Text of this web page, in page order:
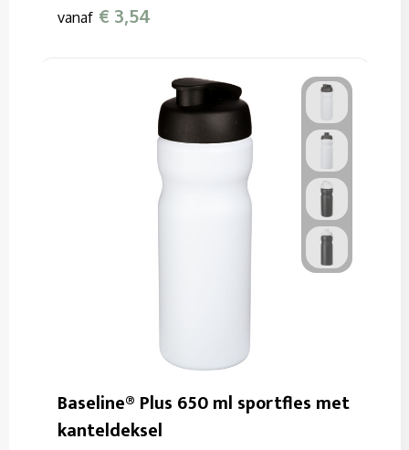
vanaf € 3,54
Baseline® Plus 650 ml sportfles met
kanteldeksel